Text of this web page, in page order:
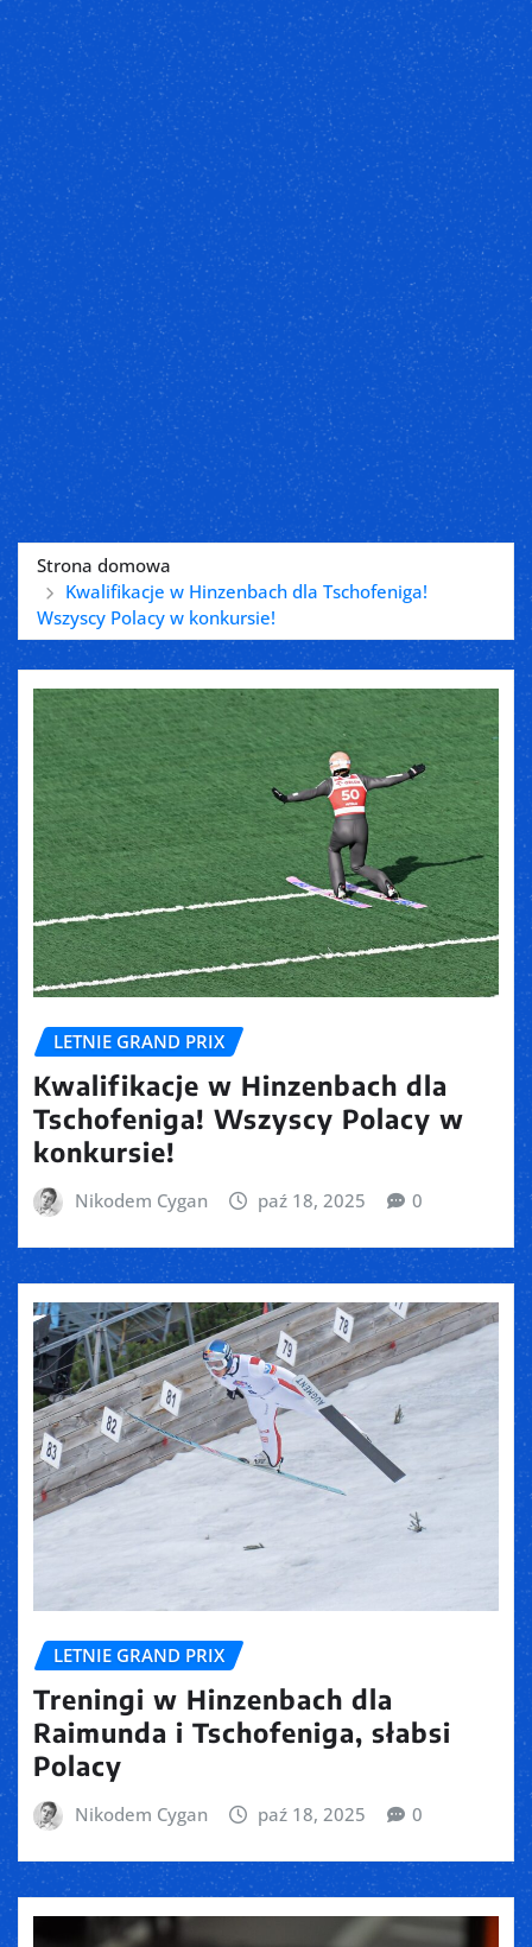
Strona domowa
Kwalifikacje w Hinzenbach dla Tschofeniga!
Wszyscy Polacy w konkursie!
LETNIE GRAND PRIX
Kwalifikacje w Hinzenbach dla
Tschofeniga! Wszyscy Polacy w
konkursie!
Nikodem Cygan paź 18, 2025 0
LETNIE GRAND PRIX
Treningi w Hinzenbach dla
Raimunda i Tschofeniga, słabsi
Polacy
Nikodem Cygan paź 18, 2025 0